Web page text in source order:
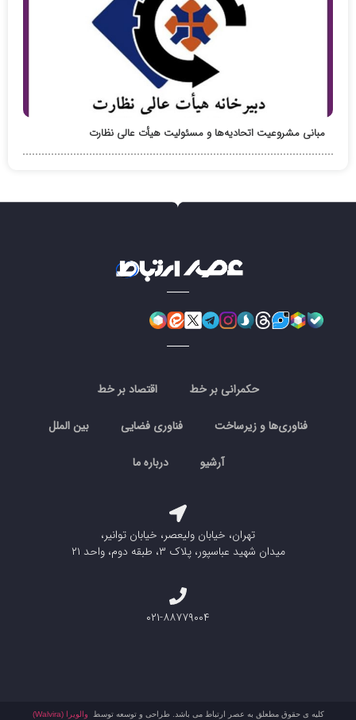
مبانی مشروعیت اتحادیه‌ها و مسئولیت هیأت عالی نظارت
حکمرانی بر خط اقتصاد بر خط
فناوری‌ها و زیرساخت فناوری فضایی بین الملل
آرشیو درباره ما
تهران، خیابان ولیعصر، خیابان توانیر،
میدان شهید عباسپور، پلاک ۳، طبقه دوم، واحد ۲۱
۰۲۱-۸۸۷۷۹۰۰۴
کلیه ی حقوق مطعلق به عصر ارتباط می باشد. طراحی و توسعه توسطوالویرا (Walvira)